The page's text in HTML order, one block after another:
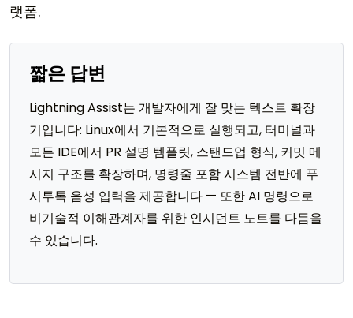
랫폼.
짧은 답변
Lightning Assist는 개발자에게 잘 맞는 텍스트 확장
기입니다: Linux에서 기본적으로 실행되고, 터미널과
모든 IDE에서 PR 설명 템플릿, 스탠드업 형식, 커밋 메
시지 구조를 확장하며, 명령줄 포함 시스템 전반에 푸
시투톡 음성 입력을 제공합니다 — 또한 AI 명령으로
비기술적 이해관계자를 위한 인시던트 노트를 다듬을
수 있습니다.